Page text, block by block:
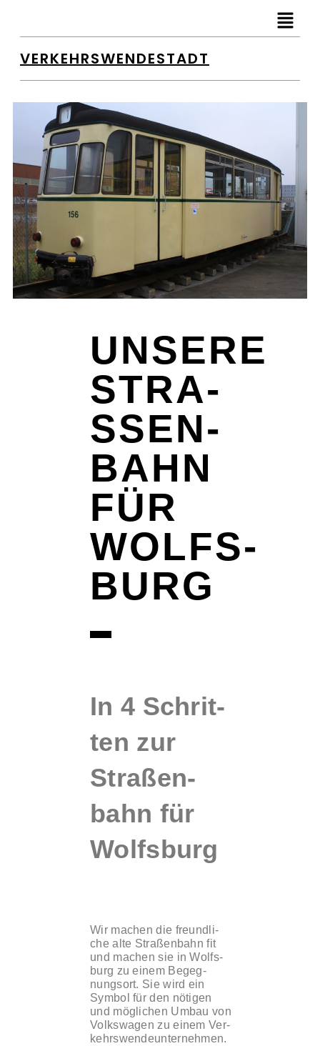
VERKEHRSWENDESTADT
UNSE­RE
STRA­
SSEN­B
AHN
FÜR
WOLFS­
BURG
In 4 Schrit­
ten zur
Stra­ßen­
bahn für
Wolfs­burg
Wir machen die freund­li­
che alte Stra­ßen­bahn fit
und machen sie in Wolfs­
burg zu einem Begeg­
nungs­ort. Sie wird ein
Sym­bol für den nöti­gen
und mög­li­chen Umbau von
Volks­wa­gen zu einem Ver­
kehrs­wen­de­un­ter­neh­men.